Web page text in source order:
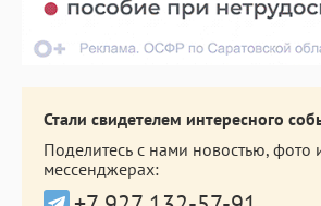
Стали свидетелем интересного
Поделитесь с нами новостью, фото
мессенджерах: